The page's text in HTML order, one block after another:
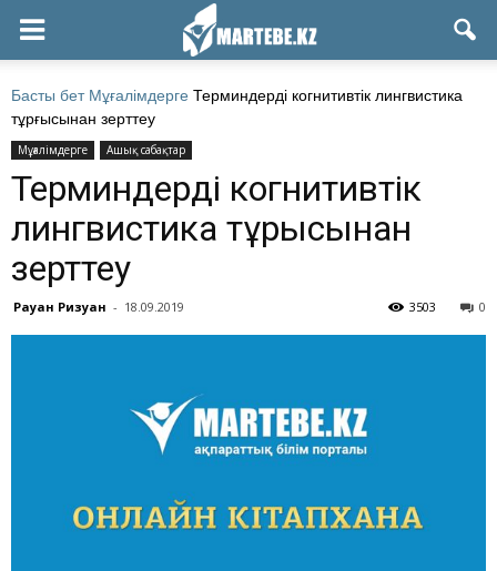
Басты бет Мұғалімдерге Терминдерді когнитивтік лингвистика
тұрғысынан зерттеу
Мұғалімдерге Ашық сабақтар
Терминдерді когнитивтік
лингвистика тұрғысынан
зерттеу
Рауан Ризуан - 18.09.2019 0
3503